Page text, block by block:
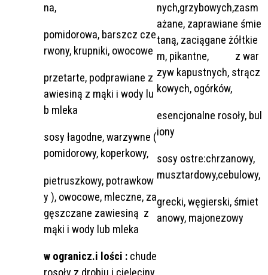
na,
pomidorowa, barszcz cze
rwony, krupniki, owocowe
przetarte, podprawiane z
awiesiną z mąki i wody lu
b mleka
sosy łagodne, warzywne (
pomidorowy, koperkowy,
pietruszkowy, potrawkow
y ), owocowe, mleczne, za
gęszczane zawiesiną z
mąki i wody lub mleka
w ogranicz.i lości : chude
rosoły z drobiu i cielęciny
nych,grzybowych,zasm
ażane, zaprawiane śmie
taną, zaciągane żółtkie
m, pikantne, z war
zyw kapustnych, strącz
kowych, ogórków,
esencjonalne rosoły, bul
iony
sosy ostre:chrzanowy,
musztardowy,cebulowy,
grecki, węgierski, śmiet
anowy, majonezowy